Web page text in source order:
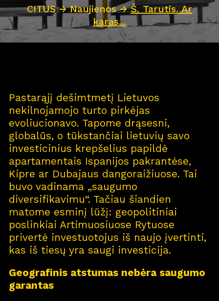
CITUS→Naujienos→Š. Tarutis. Ar
karas...
Pastarąjį dešimtmetį Lietuvos
nekilnojamojo turto pirkėjas
evoliucionavo. Tapome drąsesni,
globalūs, o tūkstančiai lietuvių savo
investicinius krepšelius papildė
apartamentais Ispanijos pakrantėse,
Kipre ar Dubajaus dangoraižiuose. Tai
buvo vadinama „saugumo
diversifikavimu“. Tačiau šiandien
matome esminį lūžį: geopolitiniai
poslinkiai Artimuosiuose Rytuose
privertė investuotojus iš naujo įvertinti,
kas iš tiesų yra saugi investicija.
Geografinis atstumas nebėra saugumo
garantas